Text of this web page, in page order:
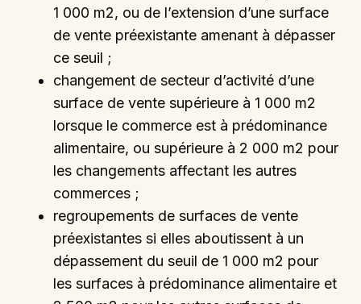
1 000 m2, ou de l’extension d’une surface
de vente préexistante amenant à dépasser
ce seuil ;
changement de secteur d’activité d’une
surface de vente supérieure à 1 000 m2
lorsque le commerce est à prédominance
alimentaire, ou supérieure à 2 000 m2 pour
les changements affectant les autres
commerces ;
regroupements de surfaces de vente
préexistantes si elles aboutissent à un
dépassement du seuil de 1 000 m2 pour
les surfaces à prédominance alimentaire et